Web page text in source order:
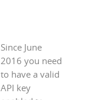
Since June
2016 you need
to have a valid
API key